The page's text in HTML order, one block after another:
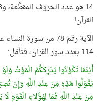
القرآن!
114 بعدد سور القرآن، فتأمّل:
أَيْنَمَا تَكُوْنُوا يُدْرِككُّمُ الْمَوْتُ
يَقُوْلُوا هَذِهِ مِنْ عِنْدِ اللَّهِ وَإِنْ
مِنْ عِنْدِ اللَّهِ فَمَا لِهَؤُلاءِ الْقَوْمِ